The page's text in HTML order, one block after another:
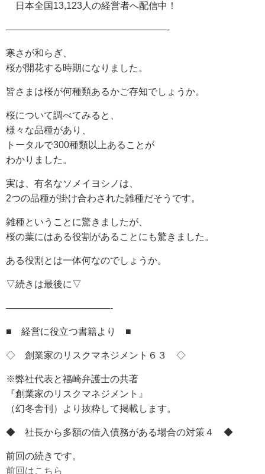
日本全国13,123人の経営者へ配信中！
—————————————————-
寒さが和らぎ、
桜が開花する時期になりました。
皆さまは桜が何種類あるかご存知でしょうか。
桜について調べてみると、
様々な品種があり、
トータルで300種類以上あることが
わかりました。
実は、有名なソメイヨシノは、
2つの品種が掛け合わされた雑種だそうです。
雑種ということに驚きましたが、
桜の葉にはある役割があることにも驚きました。
ある役割とは一体何なのでしょうか。
▽続きは最後に▽
———————————-
■ 経営に役立つ書籍より ■
◇ 創業家のリスクマネジメント６３ ◇
※弊社代表と福崎弁護士の共著
『創業家のリスクマネジメント』
（幻冬舎刊）より抜粋して掲載します。
◆ 社長から多額の借入債務がある場合の対策４ ◆
前回の続きです。
前回はこちら